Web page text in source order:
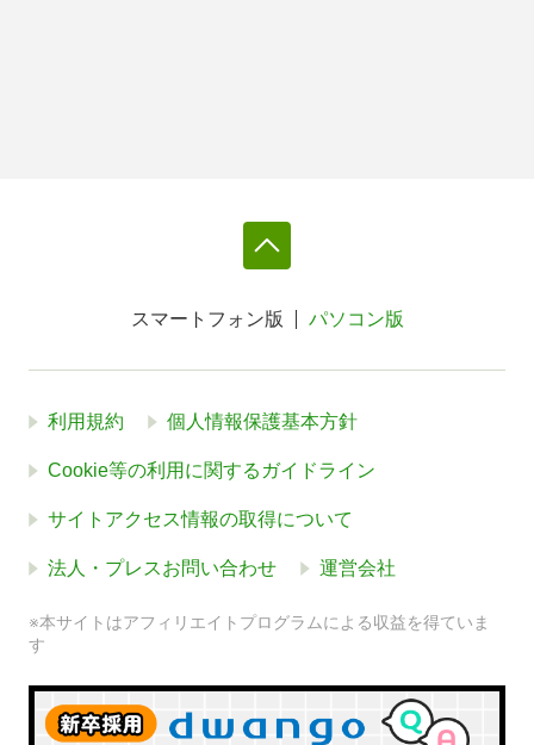
スマートフォン版 パソコン版
利用規約 個人情報保護基本方針
Cookie等の利用に関するガイドライン
サイトアクセス情報の取得について
法人・プレスお問い合わせ 運営会社
※本サイトはアフィリエイトプログラムによる収益を得ていま
す